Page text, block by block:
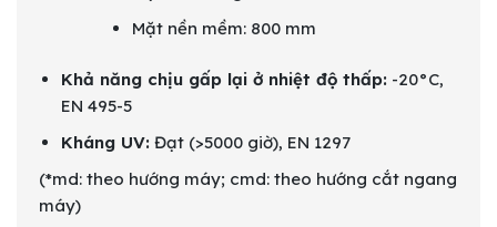
Mặt nền mềm: 800 mm
Khả năng chịu gấp lại ở nhiệt độ thấp: -20°C,
EN 495-5
Kháng UV: Đạt (>5000 giờ), EN 1297
(*md: theo hướng máy; cmd: theo hướng cắt ngang
máy)